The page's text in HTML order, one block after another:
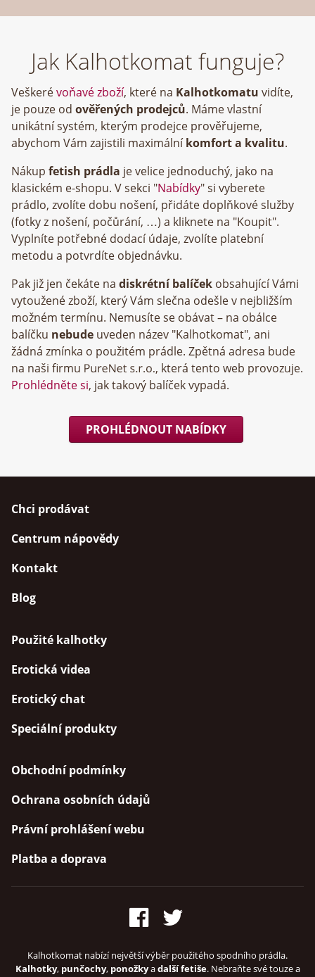
Jak Kalhotkomat funguje?
Veškerévoňavé zboží, které na Kalhotkomatu vidíte,
je pouze od ověřených prodejců. Máme vlastní
unikátní systém, kterým prodejce prověřujeme,
abychom Vám zajistili maximálníkomfort a kvalitu.
Nákup fetish prádla je velice jednoduchý, jako na
klasickém e-shopu. V sekci "Nabídky" si vyberete
prádlo, zvolíte dobu nošení, přidáte doplňkové služby
(fotky z nošení, počůrání, …) a kliknete na "Koupit".
Vyplníte potřebné dodací údaje, zvolíte platební
metodu a potvrdíte objednávku.
Pak již jen čekáte na diskrétní balíček obsahující Vámi
vytoužené zboží, který Vám slečna odešle v nejbližším
možném termínu. Nemusíte se obávat – na obálce
balíčku nebude uveden název "Kalhotkomat", ani
žádná zmínka o použitém prádle. Zpětná adresa bude
na naši firmu
, která tento web provozuje.
Prohlédněte si, jak takový balíček vypadá.
PROHLÉDNOUT NABÍDKY
Chci prodávat
Centrum nápovědy
Kontakt
Blog
Použité kalhotky
Erotická videa
Erotický chat
Speciální produkty
Obchodní podmínky
Ochrana osobních údajů
Právní prohlášení webu
Platba a doprava
Kalhotkomat nabízí největší výběr použitého spodního prádla.
Kalhotky, punčochy, ponožkyadalší fetiše. Nebraňte své touze a